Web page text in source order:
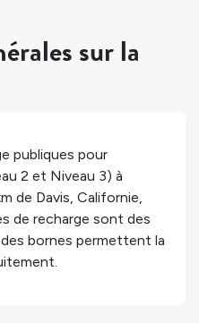
sur la
publiques pour
2 et Niveau 3) à
de Davis, Californie,
de recharge sont des
des bornes permettent la